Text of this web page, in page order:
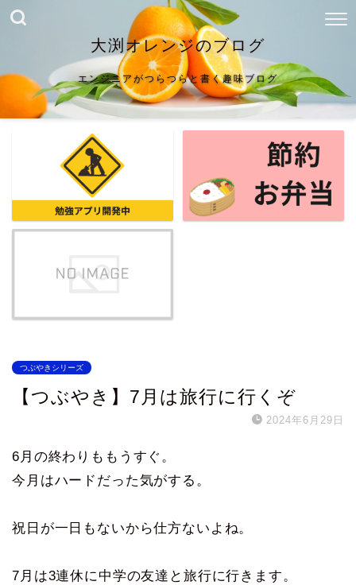
大渕オレンジのブログ
エンジニアがつらつらと書く趣味ブログ
つぶやきシリーズ
【つぶやき】7月は旅行に行くぞ
2024年6月29日
6月の終わりももうすぐ。
今月はハードだった気がする。
祝日が一日もないから仕方ないよね。
7月は3連休に中学の友達と旅行に行きます。